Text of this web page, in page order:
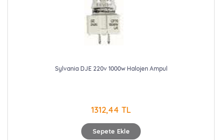
Sepete Ekle
Sylvania DJE 220v 1000w Halojen Ampul
1312,44 TL